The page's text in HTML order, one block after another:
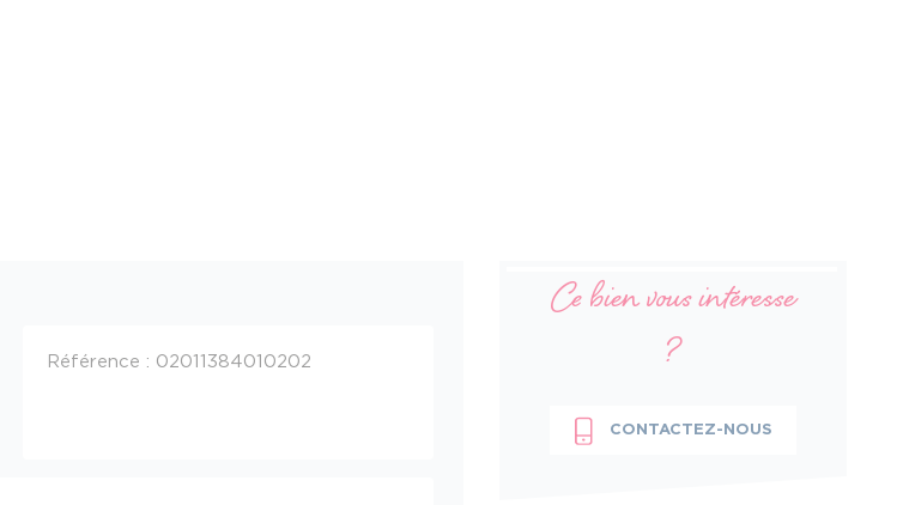
Référence : 02011384010202
Ce bien vous intéresse
?
CONTACTEZ-NOUS